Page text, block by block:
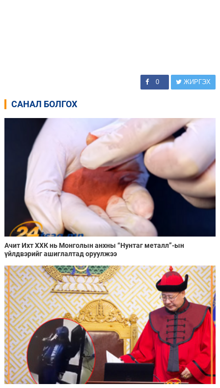
0 ЖИРГЭХ
САНАЛ БОЛГОХ
Ачит Ихт ХХК нь Монголын анхны “Нунтаг металл”-ын
үйлдвэрийг ашиглалтад оруулжээ